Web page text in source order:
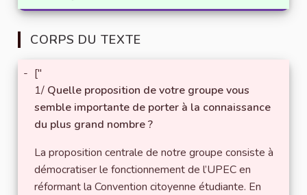
CORPS DU TEXTE
- ["
1/ Quelle proposition de votre groupe vous
semble importante de porter à la connaissance
du plus grand nombre ?
La proposition centrale de notre groupe consiste à
démocratiser le fonctionnement de l’UPEC en
réformant la Convention citoyenne étudiante. En